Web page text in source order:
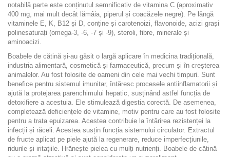
notabilă parte este conținutul semnificativ de vitamina C (aproximativ
400 mg, mai mult decât lămâia, piperul și coacăzele negre). Pe lângă
vitaminele E, K, B12 și D, conține și carotenoizi, flavonoide, acizi grași
polinesaturați (omega-3, -6, -7 și -9), steroli, fibre, minerale și
aminoacizi.
Boabele de cătină și-au găsit o largă aplicare în medicina tradițională,
industria alimentară, cosmetică și farmaceutică, precum și în creșterea
animalelor. Au fost folosite de oameni din cele mai vechi timpuri. Sunt
benefice pentru sistemul imunitar, întăresc procesele antiinflamatorii și
ajută la protejarea parenchimului hepatic, susținând astfel funcția de
detoxifiere a acestuia. Ele stimulează digestia corectă. De asemenea,
completează deficiențele de vitamine, motiv pentru care au fost folosite
pentru a trata epuizarea. Acestea contribuie la întărirea rezistenței la
infecții și răceli. Acestea susțin funcția sistemului circulator. Extractul
de fructe aplicat pe piele ajută la regenerare, reduce imperfecțiunile,
ridurile și iritațiile. Hrănește pielea cu mulți nutrienți. Boabele de cătină